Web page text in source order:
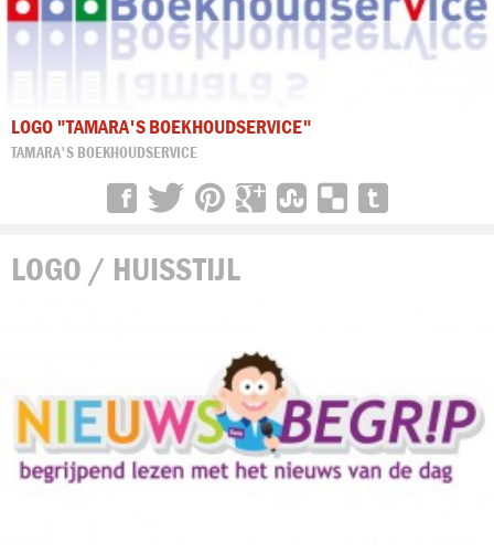
LOGO "TAMARA'S BOEKHOUDSERVICE"
TAMARA'S BOEKHOUDSERVICE
LOGO / HUISSTIJL